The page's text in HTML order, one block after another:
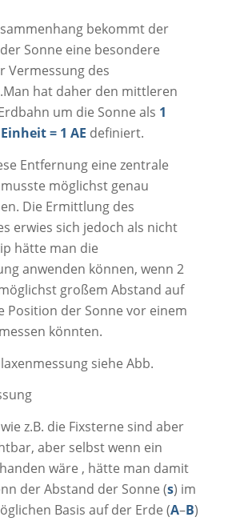
bekommt der
Sonne eine besondere
Vermessung des
hat daher den mittleren
um die Sonne als 1
= 1 AE definiert.
Entfernung eine zentrale
möglichst genau
Die Ermittlung des
erwies sich jedoch als nicht
hätte man die
anwenden können, wenn 2
großem Abstand auf
Position der Sonne vor einem
könnten.
siehe Abb.
z.B. die Fixsterne sind aber
aber selbst wenn ein
wäre , hätte man damit
der Abstand der Sonne (s) im
Basis auf der Erde (A–B)